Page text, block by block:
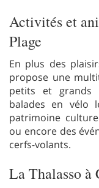
Activités et
Plage
En plus des
propose une
petits et grands
balades en vélo
patrimoine
ou encore des
cerfs-volants.
La Thalasso à